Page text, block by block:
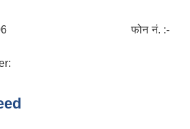
फोन नं. :-